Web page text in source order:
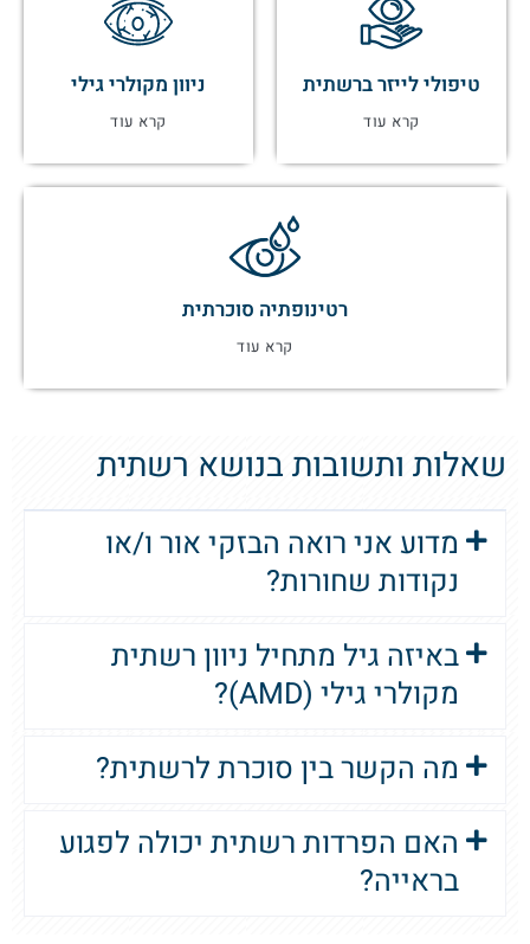
טיפולי לייזר ברשתית
קרא עוד
ניוון מקולרי גילי
קרא עוד
רטינופתיה סוכרתית
קרא עוד
שאלות ותשובות בנושא רשתית
מדוע אני רואה הבזקי אור ו/או
נקודות שחורות?
באיזה גיל מתחיל ניוון רשתית
מקולרי גילי (AMD)?
מה הקשר בין סוכרת לרשתית?
האם הפרדות רשתית יכולה לפגוע
בראייה?